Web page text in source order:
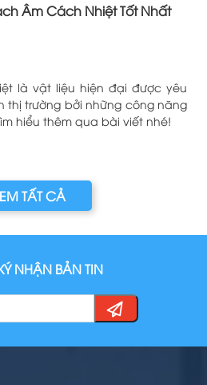
Âm Cách Nhiệt Tốt Nhất
là vật liệu hiện đại được yêu
thị trường bởi những công năng
hiểu thêm qua bài viết nhé!
TẤT CẢ
NHẬN BẢN TIN